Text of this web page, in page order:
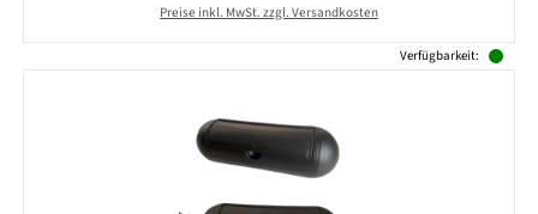
Preise inkl. MwSt. zzgl. Versandkosten
Verfügbarkeit: